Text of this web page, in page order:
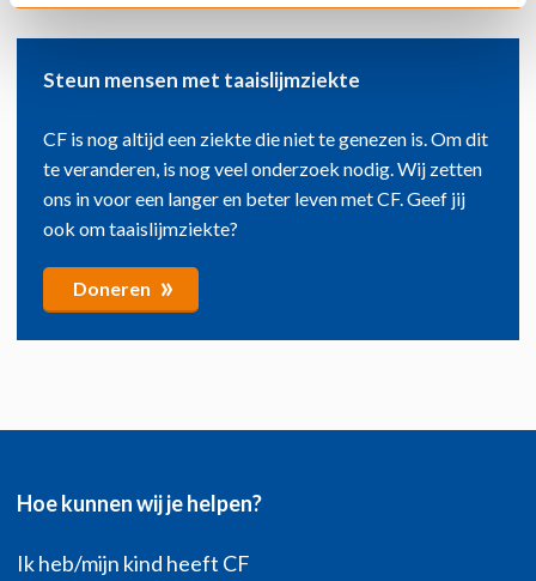
Steun mensen met taaislijmziekte
CF is nog altijd een ziekte die niet te genezen is. Om dit
te veranderen, is nog veel onderzoek nodig. Wij zetten
ons in voor een langer en beter leven met CF. Geef jij
ook om taaislijmziekte?
Doneren »
Hoe kunnen wij je helpen?
Ik heb/mijn kind heeft CF